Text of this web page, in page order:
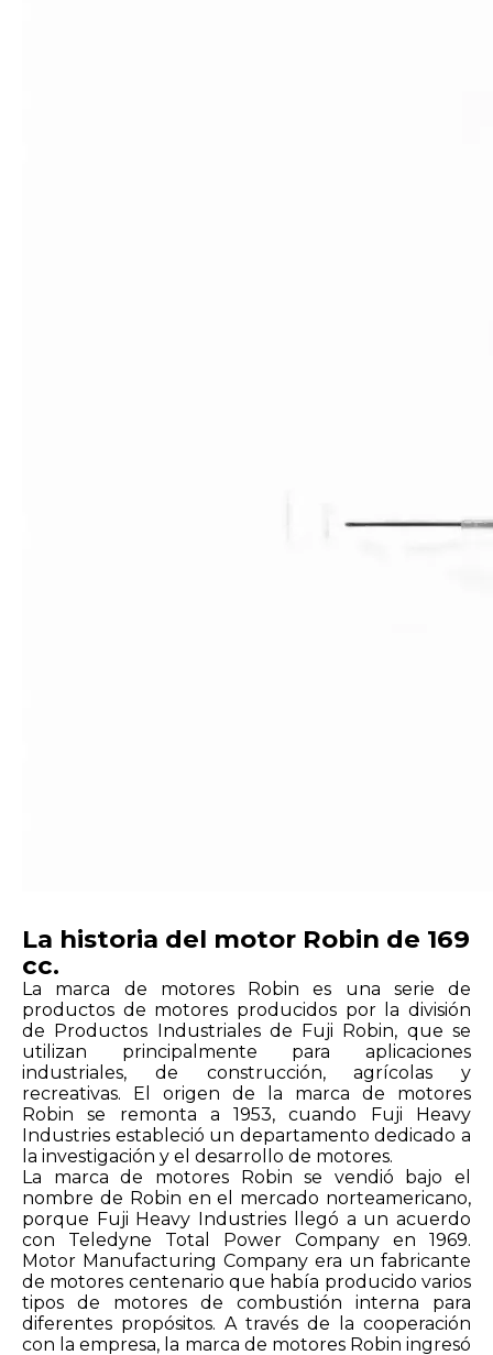
La historia del motor Robin de 169
cc.
La marca de motores Robin es una serie de
productos de motores producidos por la división
de Productos Industriales de Fuji Robin, que se
utilizan principalmente para aplicaciones
industriales, de construcción, agrícolas y
recreativas. El origen de la marca de motores
Robin se remonta a 1953, cuando Fuji Heavy
Industries estableció un departamento dedicado a
la investigación y el desarrollo de motores.
La marca de motores Robin se vendió bajo el
nombre de Robin en el mercado norteamericano,
porque Fuji Heavy Industries llegó a un acuerdo
con Teledyne Total Power Company en 1969.
Motor Manufacturing Company era un fabricante
de motores centenario que había producido varios
tipos de motores de combustión interna para
diferentes propósitos. A través de la cooperación
con la empresa, la marca de motores Robin ingresó